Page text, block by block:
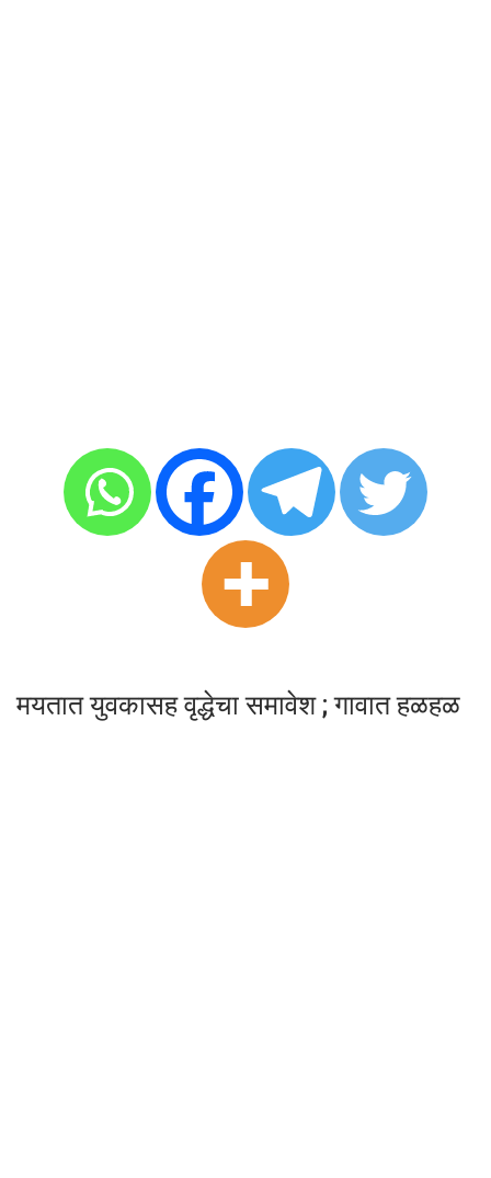
मयतात युवकासह वृद्धेचा समावेश ; गावात हळहळ